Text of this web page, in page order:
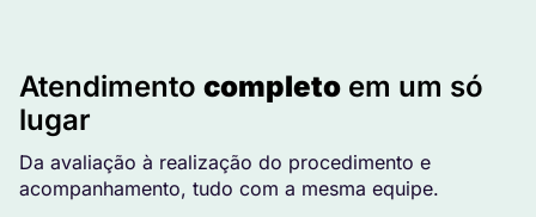
Atendimento completo em um só
lugar
Da avaliação à realização do procedimento e
acompanhamento, tudo com a mesma equipe.